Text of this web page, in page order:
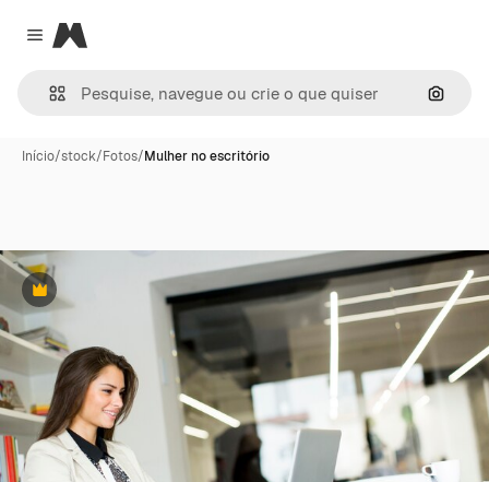
Close menu
Magnific
Início/stock/Fotos/Mulher no escritório
Premium